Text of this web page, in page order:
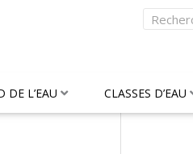
DE L’EAU CLASSES D’EAU